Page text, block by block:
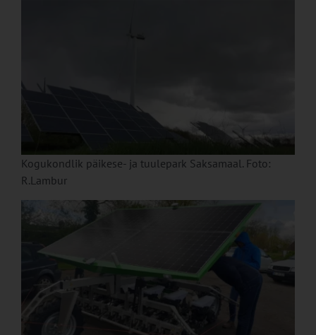
Kogukondlik päikese- ja tuulepark Saksamaal. Foto:
R.Lambur